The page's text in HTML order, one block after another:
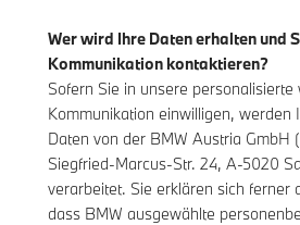
Wer wird Ihre Daten erhalten und
Kommunikation kontaktieren?
Sofern Sie in unsere personalisierte
Kommunikation einwilligen, werden
Daten von der BMW Austria GmbH
Siegfried-Marcus-Str. 24, A-5020
verarbeitet. Sie erklären sich ferner
dass BMW ausgewählte